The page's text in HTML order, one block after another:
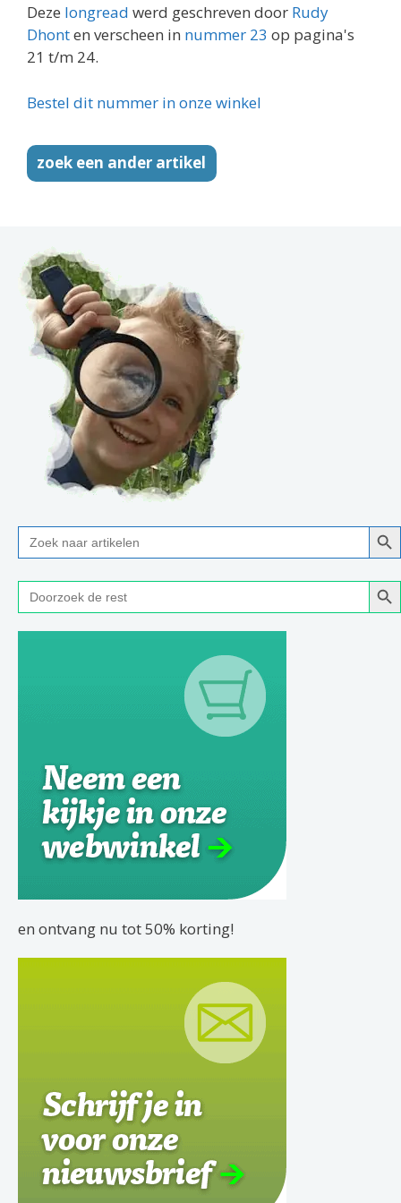
Deze longread werd geschreven door Rudy
Dhonten verscheen in nummer 23 op pagina's
21 t/m 24.
Bestel dit nummer in onze winkel
zoek een ander artikel
Zoek
naar:
Zoek
naar:
en ontvang nu tot 50% korting!